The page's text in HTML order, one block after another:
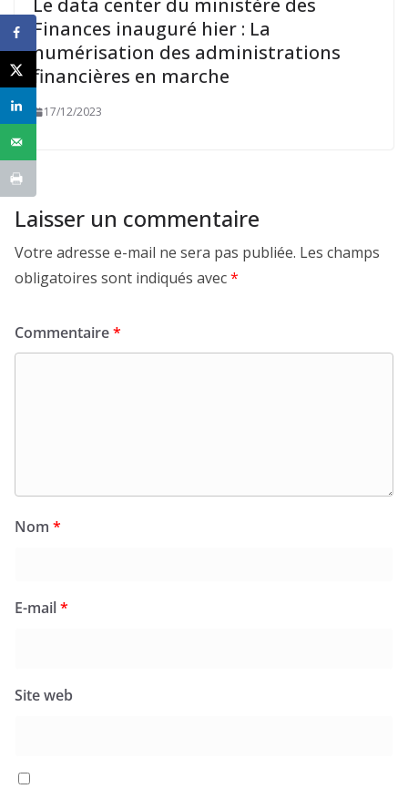
Le data center du ministère des
Finances inauguré hier : La
numérisation des administrations
financières en marche
17/12/2023
Laisser un commentaire
Votre adresse e-mail ne sera pas publiée. Les champs
obligatoires sont indiqués avec*
Commentaire*
Nom *
E-mail*
Site web